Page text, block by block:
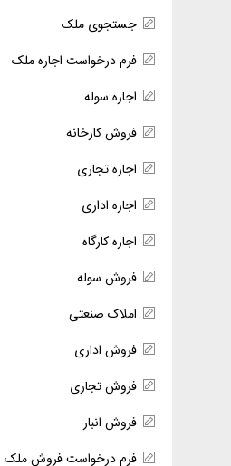
جستجوی ملک
فرم درخواست اجاره ملک
اجاره سوله
فروش کارخانه
اجاره تجاری
اجاره اداری
اجاره کارگاه
فروش سوله
املاک صنعتی
فروش اداری
فروش تجاری
فروش انبار
فرم درخواست فروش ملک